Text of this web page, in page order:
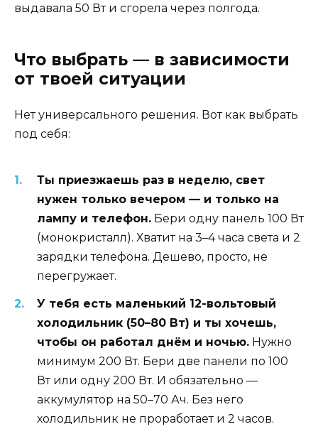
выдавала 50 Вт и сгорела через полгода.
Что выбрать — в зависимости
от твоей ситуации
Нет универсального решения. Вот как выбрать
под себя:
Ты приезжаешь раз в неделю, свет
нужен только вечером — и только на
лампу и телефон. Бери одну панель 100 Вт
(монокристалл). Хватит на 3–4 часа света и 2
зарядки телефона. Дешево, просто, не
перегружает.
У тебя есть маленький 12-вольтовый
холодильник (50–80 Вт) и ты хочешь,
чтобы он работал днём и ночью. Нужно
минимум 200 Вт. Бери две панели по 100
Вт или одну 200 Вт. И обязательно —
аккумулятор на 50–70 Ач. Без него
холодильник не проработает и 2 часов.